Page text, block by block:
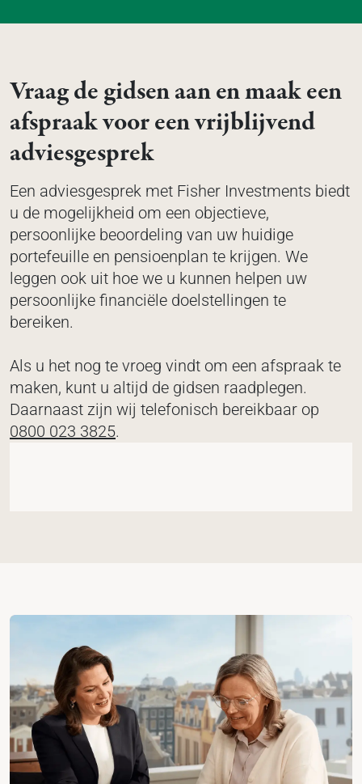
Vraag de gidsen aan en maak een
afspraak voor een vrijblijvend
adviesgesprek
Een adviesgesprek met Fisher Investments biedt
u de mogelijkheid om een objectieve,
persoonlijke beoordeling van uw huidige
portefeuille en pensioenplan te krijgen. We
leggen ook uit hoe we u kunnen helpen uw
persoonlijke financiële doelstellingen te
bereiken.
Als u het nog te vroeg vindt om een afspraak te
maken, kunt u altijd de gidsen raadplegen.
Daarnaast zijn wij telefonisch bereikbaar op
0800 023 3825.